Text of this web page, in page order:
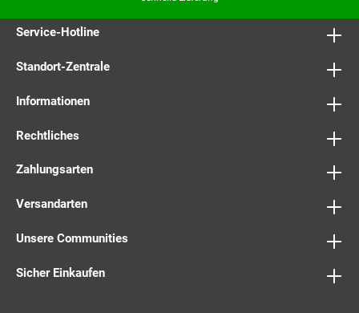
Service-Hotline
Standort-Zentrale
Informationen
Rechtliches
Zahlungsarten
Versandarten
Unsere Communities
Sicher Einkaufen